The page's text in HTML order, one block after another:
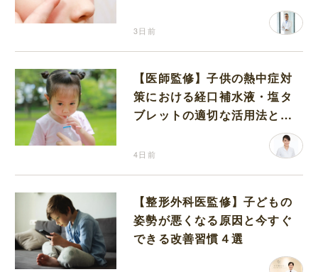
3日前
【医師監修】子供の熱中症対
策における経口補水液・塩タ
ブレットの適切な活用法と水
4日前
【整形外科医監修】子どもの
姿勢が悪くなる原因と今すぐ
できる改善習慣４選